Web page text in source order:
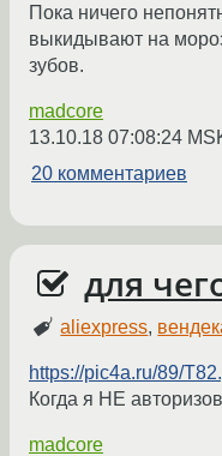
Пока ничего
выкидывают на
зубов.
madcore
13.10.18 07:08:24
20 комментариев
для
aliexpress,
https://pic4a.ru/89/
Когда я НЕ
madcore